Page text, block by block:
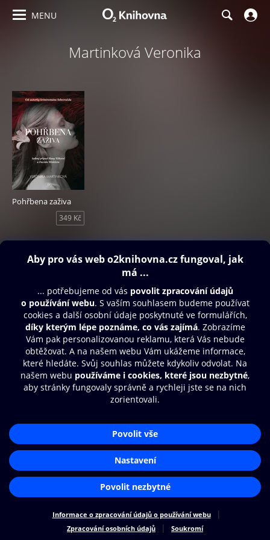
MENU
Martinková Veronika
Pohřbena zaživa
349 Kč
Obsah ke stažení
Další zábava
© O2 Czech Republic a.s.
Nákupní řád
Přístupnost
Cookies
Nastavení cookies
Aplikace O2 Knihovna
Čti a poslouchej své e-knihy a
audioknihy rychleji a pohodlněji.